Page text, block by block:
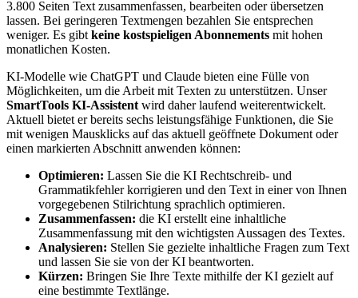
3.800 Seiten Text zusammenfassen, bearbeiten oder übersetzen
lassen. Bei geringeren Textmengen bezahlen Sie entsprechen
weniger. Es gibt keine kostspieligen Abonnements mit hohen
monatlichen Kosten.
KI-Modelle wie ChatGPT und Claude bieten eine Fülle von
Möglichkeiten, um die Arbeit mit Texten zu unterstützen. Unser
SmartTools KI-Assistent wird daher laufend weiterentwickelt.
Aktuell bietet er bereits sechs leistungsfähige Funktionen, die Sie
mit wenigen Mausklicks auf das aktuell geöffnete Dokument oder
einen markierten Abschnitt anwenden können:
Optimieren: Lassen Sie die KI Rechtschreib- und
Grammatikfehler korrigieren und den Text in einer von Ihnen
vorgegebenen Stilrichtung sprachlich optimieren.
Zusammenfassen: die KI erstellt eine inhaltliche
Zusammenfassung mit den wichtigsten Aussagen des Textes.
Analysieren: Stellen Sie gezielte inhaltliche Fragen zum Text
und lassen Sie sie von der KI beantworten.
Kürzen: Bringen Sie Ihre Texte mithilfe der KI gezielt auf
eine bestimmte Textlänge.